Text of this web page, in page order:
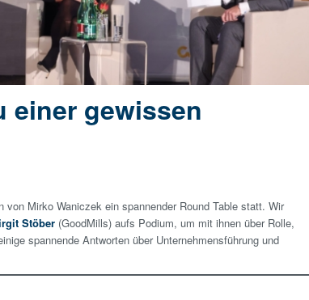
einer gewissen
Mirko Waniczek ein spannender Round Table statt. Wir
Stöber (GoodMills) aufs Podium, um mit ihnen über Rolle,
spannende Antworten über Unternehmensführung und